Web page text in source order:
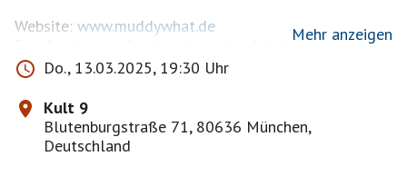
Website: www.muddywhat.de
www.facebook.com/muddywhat
Instagram: www.instagram.com/muddy_what_official
YouTube:
www.youtube.com/muddywhat
Hab die Band mehrfach gesehen und bin begeistert.
Allein die Ina Spang, die mal abwechselnd die
Mehr anzeigen
Do., 13.03.2025, 19:30 Uhr
Kult 9
Blutenburgstraße 71, 80636 München,
Deutschland